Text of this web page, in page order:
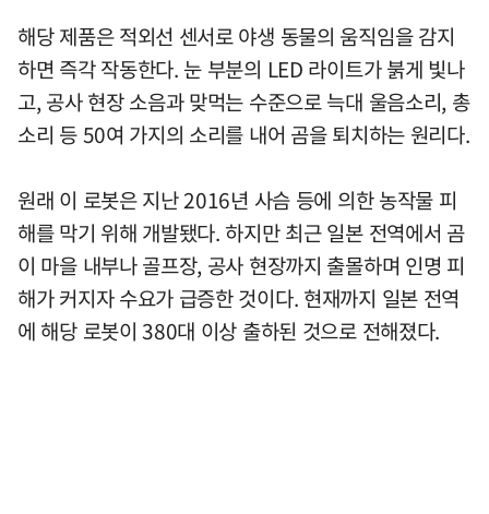
해당 제품은 적외선 센서로 야생 동물의 움직임을 감지
하면 즉각 작동한다. 눈 부분의 LED 라이트가 붉게 빛나
고, 공사 현장 소음과 맞먹는 수준으로 늑대 울음소리, 총
소리 등 50여 가지의 소리를 내어 곰을 퇴치하는 원리다.
원래 이 로봇은 지난 2016년 사슴 등에 의한 농작물 피
해를 막기 위해 개발됐다. 하지만 최근 일본 전역에서 곰
이 마을 내부나 골프장, 공사 현장까지 출몰하며 인명 피
해가 커지자 수요가 급증한 것이다. 현재까지 일본 전역
에 해당 로봇이 380대 이상 출하된 것으로 전해졌다.